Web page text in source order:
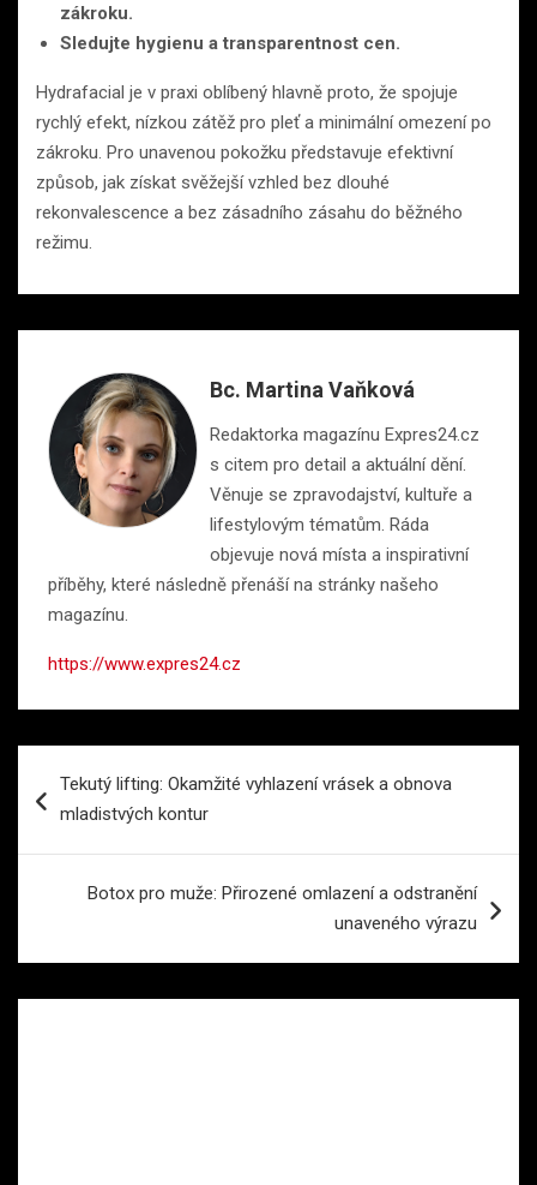
zákroku.
Sledujte hygienu a transparentnost cen.
Hydrafacial je v praxi oblíbený hlavně proto, že spojuje
rychlý efekt, nízkou zátěž pro pleť a minimální omezení po
zákroku. Pro unavenou pokožku představuje efektivní
způsob, jak získat svěžejší vzhled bez dlouhé
rekonvalescence a bez zásadního zásahu do běžného
režimu.
Bc. Martina Vaňková
Redaktorka magazínu Expres24.cz
s citem pro detail a aktuální dění.
Věnuje se zpravodajství, kultuře a
lifestylovým tématům. Ráda
objevuje nová místa a inspirativní
příběhy, které následně přenáší na stránky našeho
magazínu.
https://www.expres24.cz
pro
Tekutý lifting: Okamžité vyhlazení vrásek a obnova
mladistvých kontur
Botox pro muže: Přirozené omlazení a odstranění
unaveného výrazu